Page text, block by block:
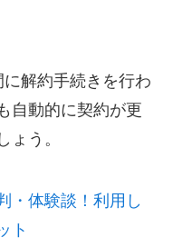
解約手続きを行わ
自動的に契約が更
ょう。
・体験談！利用し
ト